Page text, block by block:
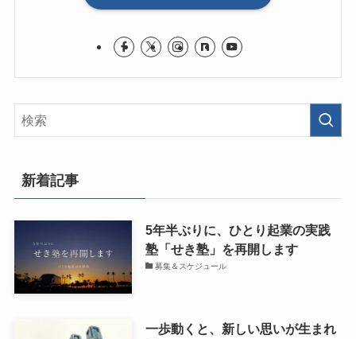
新着記事
5年半ぶりに、ひとり起業の実践
塾「せき塾」を再開します
募集＆スケジュール
一歩動くと、新しい思いが生まれ